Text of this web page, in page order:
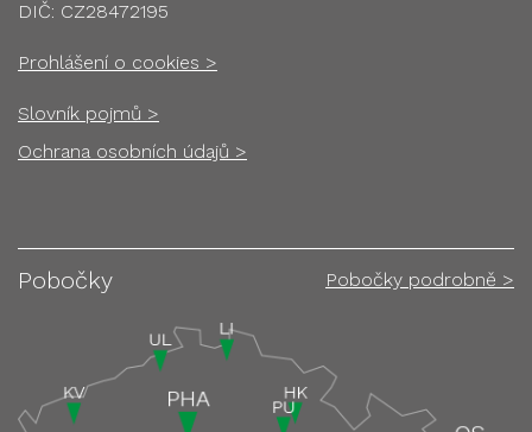
DIČ: CZ28472195
Prohlášení o cookies >
Slovník pojmů >
Ochrana osobních údajů >
Pobočky Pobočky podrobně >